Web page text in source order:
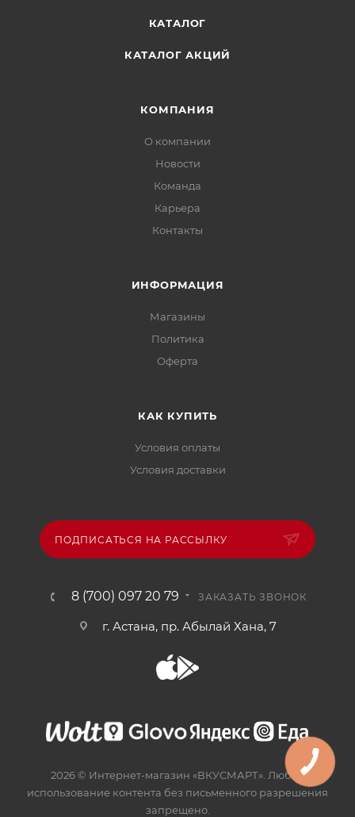
или любым гарниром по вкусу.
КАТАЛОГ
КАТАЛОГ АКЦИЙ
КОМПАНИЯ
О компании
Новости
Команда
Карьера
Контакты
ИНФОРМАЦИЯ
Магазины
Политика
Офертa
КАК КУПИТЬ
Условия оплаты
Условия доставки
ПОДПИСАТЬСЯ НА РАССЫЛКУ
8 (700) 097 20 79 ЗАКАЗАТЬ ЗВОНОК
г. Астана, пр. Абылай Хана, 7
2026 © Интернет-магазин «ВКУСМАРТ». Любое
использование контента без письменного разрешения
запрещено.